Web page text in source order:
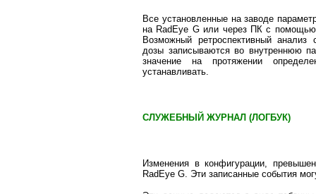
Все установленные на заводе
на RadEye G или через ПК с помощью
Возможный ретроспективный
дозы записываются во внутреннюю
значение на протяжении
устанавливать.
СЛУЖЕБНЫЙ ЖУРНАЛ (ЛОГБУК)
Изменения в конфигурации,
RadEye G. Эти записанные события